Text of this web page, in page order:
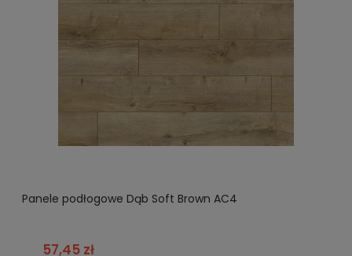
Panele podłogowe Dąb Soft Brown AC4
57,45 zł